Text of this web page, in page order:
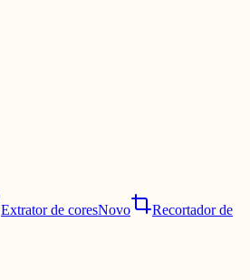
Extrator de coresNovo
Recortador de